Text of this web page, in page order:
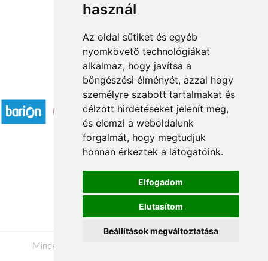
használ
Az oldal sütiket és egyéb
nyomkövető technológiákat
alkalmaz, hogy javítsa a
böngészési élményét, azzal hogy
személyre szabott tartalmakat és
célzott hirdetéseket jelenít meg,
és elemzi a weboldalunk
forgalmát, hogy megtudjuk
honnan érkeztek a látogatóink.
Elfogadom
Elutasítom
Beállítások megváltoztatása
1 2
Elfogadott fizetési módok
Á.SZ.F.
Impresszum
Adatkezelési tájékoztató
Minden jog fenntartva © 2026 |